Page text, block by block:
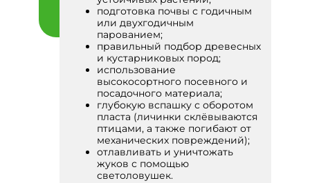
подготовка почвы с годичным
или двухгодичным
парованием;
правильный подбор древесных
и кустарниковых пород;
использование
высокосортного посевного и
посадочного материала;
глубокую вспашку с оборотом
пласта (личинки склёвываются
птицами, а также погибают от
механических повреждений);
отлавливать и уничтожать
жуков с помощью
светоловушек.